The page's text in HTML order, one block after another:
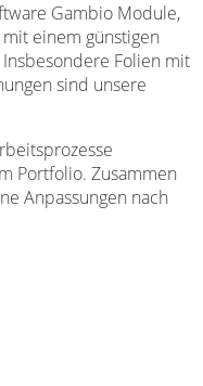
Gambio Module,
einem günstigen
Folien mit
sind unsere
Portfolio. Zusammen
Anpassungen nach